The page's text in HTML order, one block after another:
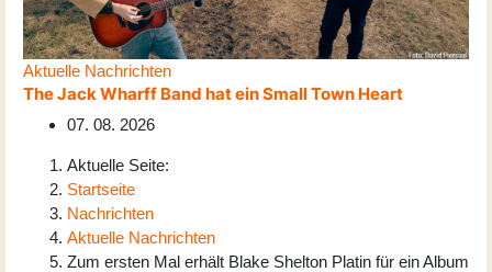
Aktuelle Nachrichten
The Jack Wharff Band hat ein Small Town Heart
07. 08. 2026
Aktuelle Seite:
Startseite
Nachrichten
Aktuelle Nachrichten
Zum ersten Mal erhält Blake Shelton Platin für ein Album